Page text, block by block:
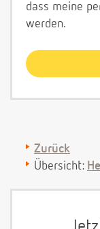
dass meine
werden.
Zurück
Übersicht: